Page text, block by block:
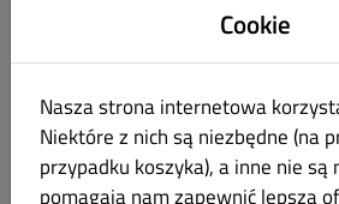
ggf. Umsatzsteuer-
Umsatzsteuergesetz:
VAT:
Cookie
Nasza strona internetowa
Niektóre z nich są niezbędne (na
przypadku koszyka), a inne nie są
pomagają nam zapewnić lepszą